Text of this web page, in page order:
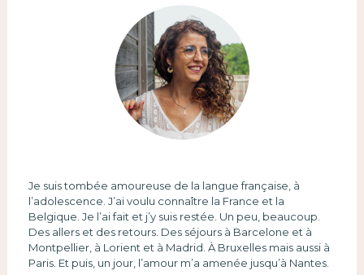
Je suis tombée amoureuse de la langue française, à
l’adolescence. J’ai voulu connaître la France et la
Belgique. Je l’ai fait et j’y suis restée. Un peu, beaucoup.
Des allers et des retours. Des séjours à Barcelone et à
Montpellier, à Lorient et à Madrid. À Bruxelles mais aussi à
Paris. Et puis, un jour, l’amour m’a amenée jusqu’à Nantes.